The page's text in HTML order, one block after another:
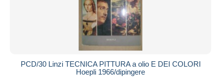
PCD/30 Linzi TECNICA PITTURA a olio E DEI COLORI
Hoepli 1966/dipingere